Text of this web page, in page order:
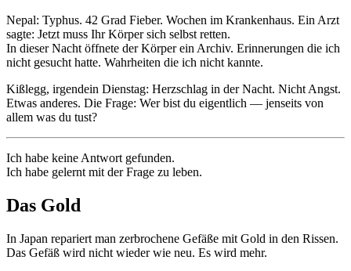
Nepal: Typhus. 42 Grad Fieber. Wochen im Krankenhaus. Ein Arzt
sagte: Jetzt muss Ihr Körper sich selbst retten.
In dieser Nacht öffnete der Körper ein Archiv. Erinnerungen die ich
nicht gesucht hatte. Wahrheiten die ich nicht kannte.
Kißlegg, irgendein Dienstag: Herzschlag in der Nacht. Nicht Angst.
Etwas anderes. Die Frage: Wer bist du eigentlich — jenseits von
allem was du tust?
Ich habe keine Antwort gefunden.
Ich habe gelernt mit der Frage zu leben.
Das Gold
In Japan repariert man zerbrochene Gefäße mit Gold in den Rissen.
Das Gefäß wird nicht wieder wie neu. Es wird mehr.